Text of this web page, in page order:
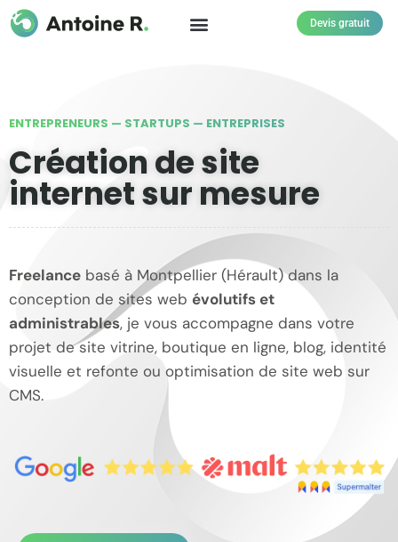
Devis gratuit
ENTREPRENEURS — STARTUPS — ENTREPRISES
Création de site
internet sur mesure
Freelance basé à Montpellier (Hérault) dans la
conception de sites web évolutifs et
administrables, je vous accompagne dans votre
projet de site vitrine, boutique en ligne, blog, identité
visuelle et refonte ou optimisation de site web sur
CMS.